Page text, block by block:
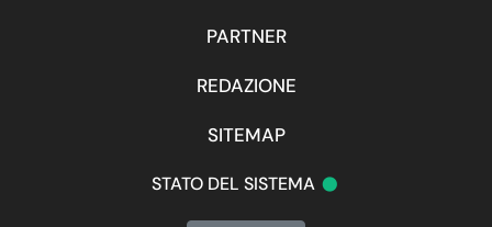
PARTNER
REDAZIONE
SITEMAP
STATO DEL SISTEMA •